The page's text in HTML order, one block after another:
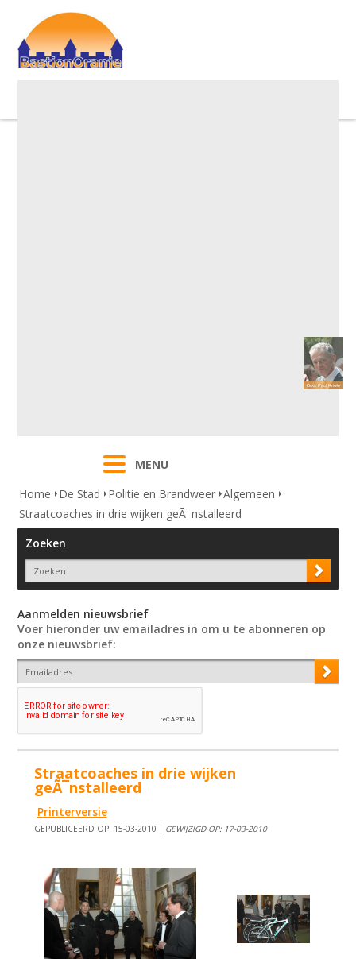
MENU
Home
De Stad Politie en Brandweer Algemeen
Straatcoaches in drie wijken geÃ¯nstalleerd
Zoeken
Aanmelden nieuwsbrief
Voer hieronder uw emailadres in om u te abonneren op
onze nieuwsbrief:
Straatcoaches in drie wijken
geÃ¯nstalleerd
Printerversie
GEPUBLICEERD OP: 15-03-2010 | GEWIJZIGD OP: 17-03-2010